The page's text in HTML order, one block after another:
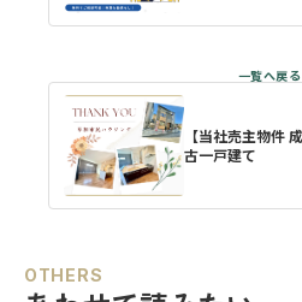
【当社売主物件
古一戸建て
OTHERS